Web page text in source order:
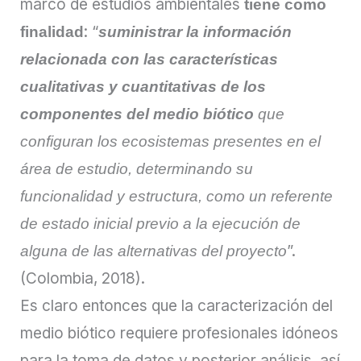
marco de estudios ambientalestiene como
finalidad : “suministrar la información
relacionada con las características
cualitativas y cuantitativas de los
componentes del medio biótico que
configuran los ecosistemas presentes en el
área de estudio, determinando su
funcionalidad y estructura, como un referente
de estado inicial previo a la ejecución de
alguna de las alternativas del proyecto”.
(Colombia, 2018).
Es claro entonces que la caracterización del
medio biótico requiere profesionales idóneos